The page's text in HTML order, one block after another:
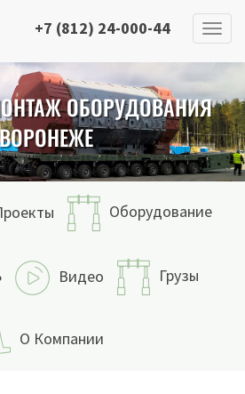
+7 (812) 24-000-44
ОБОРУДОВАНИЯ
ВОРОНЕЖЕ
Оборудование
Видео Грузы
О Компании